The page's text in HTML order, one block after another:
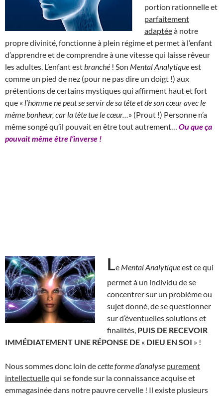
portion rationnelle et
parfaitement
adaptéeà notre
propre divinité, fonctionne à plein régime et permet à l’enfant
d’apprendre et de comprendre à une vitesse qui laisse rêveur
les adultes. L’enfant est branché ! Son Mental Analytiqueest
comme un pied de nez (pour ne pas dire un doigt !) aux
prétentions de certains mystiques qui affirment haut et fort
que « l’homme ne peut se servir de sa tête et de son cœur avec le
même bonheur, car la tête tue le cœur… » (Prout !) Personne n’a
même songé qu’il pouvait en être tout autrement… Ou que ça
pouvait même être l’inverse !
Le Mental Analytiqueest ce qui
permet à un individu de se
concentrer sur un problème ou
sujet donné, de se questionner
sur d’éventuelles solutions et
finalités, PUIS DE RECEVOIR
IMMÉDIATEMENT UNE RÉPONSE DE « DIEU EN SOI » !
Nous sommes donc loin decette formed’analyse purement
intellectuellequi se fonde sur la connaissance acquise et
emmagasinée dans notre pauvre cervelle ! Il existe plusieurs